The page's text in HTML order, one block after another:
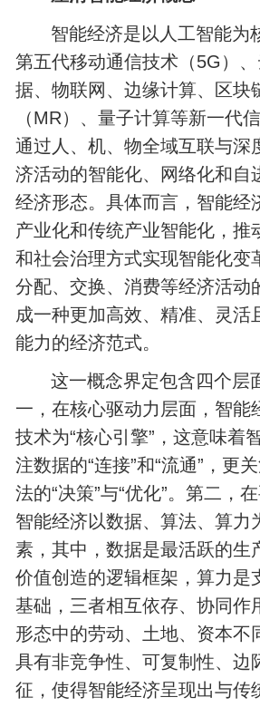
智能经济是以人工智能为
第五代移动通信技术（5G）
据、物联网、边缘计算、区块
（MR）、量子计算等新一代
通过人、机、物全域互联与深
济活动的智能化、网络化和自
经济形态。具体而言，智能经
产业化和传统产业智能化，推
和社会治理方式实现智能化变
分配、交换、消费等经济活动
成一种更加高效、精准、灵活
能力的经济范式。
这一概念界定包含四个层
一，在核心驱动力层面，智能
技术为“核心引擎”，这意味着
注数据的“连接”和“流通”，更
法的“决策”与“优化”。第二，
智能经济以数据、算法、算力
素，其中，数据是最活跃的生
价值创造的逻辑框架，算力是
基础，三者相互依存、协同作
形态中的劳动、土地、资本不
具有非竞争性、可复制性、边
征，使得智能经济呈现出与传